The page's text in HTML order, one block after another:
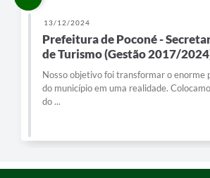
13/12/2024
Prefeitura de Poconé -
de Turismo (Gestão 2017/
Nosso objetivo foi transformar o enorme
do município em uma realidade.
do ...